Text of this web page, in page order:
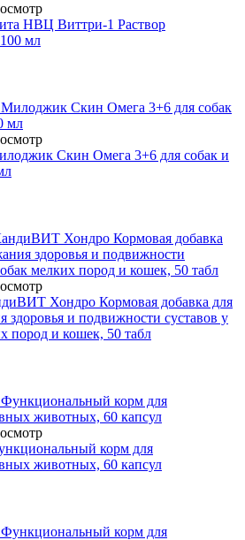
НВЦ Виттри-1 Раствор
мл
Скин Омега 3+6 для собак и
Хондро Кормовая добавка для
здоровья и подвижности суставов у
пород и кошек, 50 табл
корм для
животных, 60 капсул